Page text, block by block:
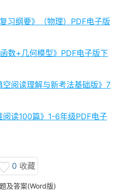
习纲要》（物理）PDF电子版
数+几何模型》PDF电子版下
阅读理解与新考法基础版》7
读100篇》1-6年级PDF电子
0 收藏
及答案(Word版)